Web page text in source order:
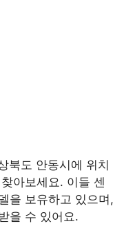
북도 안동시에 위치
아보세요. 이들 센
을 보유하고 있으며,
을 수 있어요.